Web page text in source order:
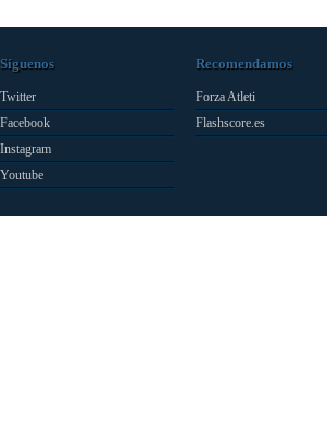
Síguenos
Twitter
Facebook
Instagram
Youtube
Recomendamos
Forza Atleti
Flashscore.es